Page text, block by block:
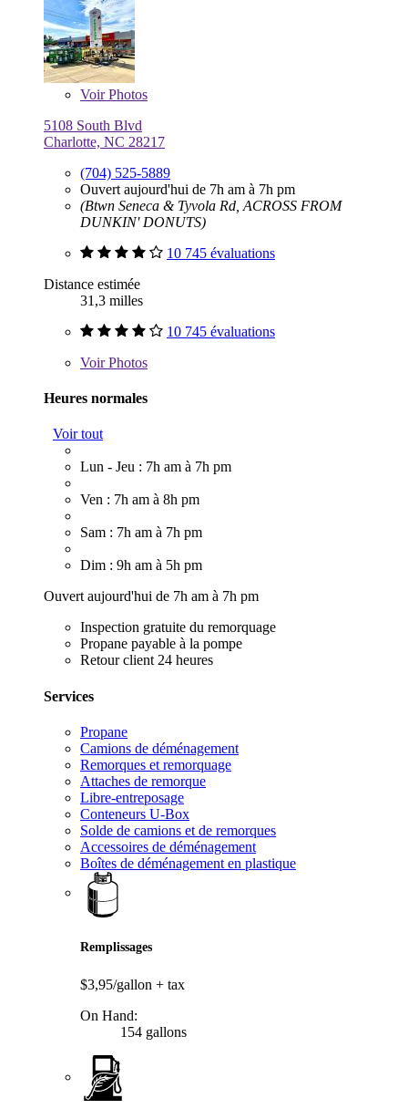
VoirPhotos
5108 South Blvd
Charlotte, NC 28217
(704) 525-5889
Ouvert aujourd'hui de 7h am à 7h pm
(Btwn Seneca & Tyvola Rd, ACROSS FROM
DUNKIN' DONUTS)
10 745 évaluations
Distance estimée
31,3 milles
10 745 évaluations
VoirPhotos
Heures normales
Voir tout
Lun - Jeu : 7h am à 7h pm
Ven : 7h am à 8h pm
Sam : 7h am à 7h pm
Dim : 9h am à 5h pm
Ouvert aujourd'hui de 7h am à 7h pm
Inspection gratuite du remorquage
Propane payable à la pompe
Retour client 24 heures
Services
Propane
Camions de déménagement
Remorques et remorquage
Attaches de remorque
Libre-entreposage
Conteneurs U-Box
Solde de camions et de remorques
Accessoires de déménagement
Boîtes de déménagement en plastique
Remplissages
$3,95/gallon + tax
On Hand:
154 gallons